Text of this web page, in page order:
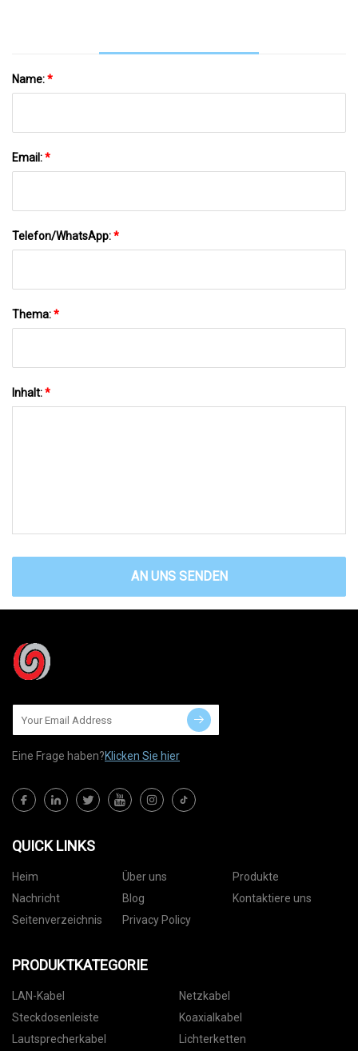
Name:*
Email:*
Telefon/WhatsApp:*
Thema:*
Inhalt:*
AN UNS SENDEN
Eine Frage haben?Klicken Sie hier
QUICK LINKS
Heim Über uns
Produkte
Nachricht
Blog
Kontaktiere uns
Seitenverzeichnis
Privacy Policy
PRODUKTKATEGORIE
LAN-Kabel
Netzkabel
Steckdosenleiste
Koaxialkabel
Lautsprecherkabel
Lichterketten